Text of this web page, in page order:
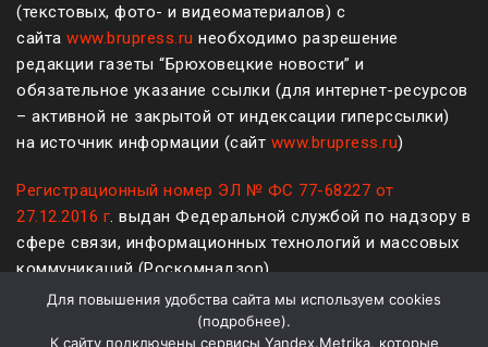
(текстовых, фото- и видеоматериалов) с
сайта www.brupress.ru необходимо разрешение
редакции газеты “Брюховецкие новости” и
обязательное указание ссылки (для интернет-ресурсов
– активной не закрытой от индексации гиперссылки)
на источник информации (сайт www.brupress.ru)
Регистрационный номер ЭЛ № ФС 77-68227 от
27.12.2016 г. выдан Федеральной службой по надзору в
сфере связи, информационных технологий и массовых
коммуникаций (Роскомнадзор)
Для повышения удобства сайта мы используем cookies
(подробнее).
К сайту подключены сервисы Yandex.Metrika, которые